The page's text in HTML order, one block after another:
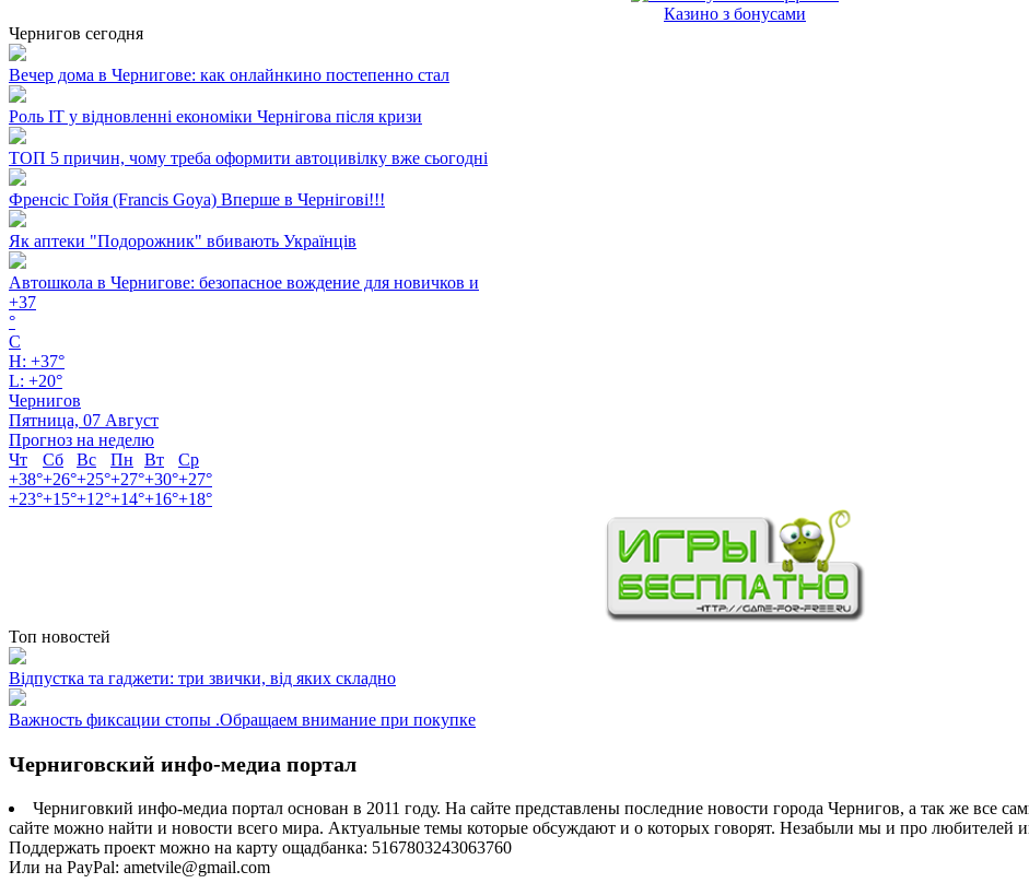
Казино з бонусами
Чернигов сегодня
Вечер дома в Чернигове: как онлайнкино постепенно стал
Роль ІТ у відновленні економіки Чернігова після кризи
ТОП 5 причин, чому треба оформити автоцивілку вже сьогодні
Френсіс Гойя (Francis Goya) Вперше в Чернігові!!!
Як аптеки "Подорожник" вбивають Українців
Автошкола в Чернигове: безопасное вождение для новичков и
+37
°
C
H: +37°
L: +20°
Чернигов
Пятница, 07 Август
Прогноз на неделю
Чт
Сб Вс Пн Вт
Ср
+38°+26°+25°+27°+30°+27°
+23°+15°+12°+14°+16°+18°
Топ новостей
Відпустка та гаджети: три звички, від яких складно
Важность фиксации стопы .Обращаем внимание при покупке
Черниговский инфо-медиа портал
Черниговкий инфо-медиа портал основан в 2011 году. На сайте представлены последние новости города Чернигов, а так же все
сайте можно найти и новости всего мира. Актуальные темы которые обсуждают и о которых говорят. Незабыли мы и про любителей
Поддержать проект можно на карту ощадбанка: 5167803243063760
Или на PayPal: ametvile@gmail.com